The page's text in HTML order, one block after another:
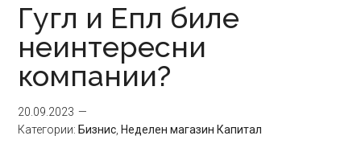
Гугл и Епл биле
неинтересни
компании?
20.09.2023
Категории: Бизнис Неделен магазин Капитал